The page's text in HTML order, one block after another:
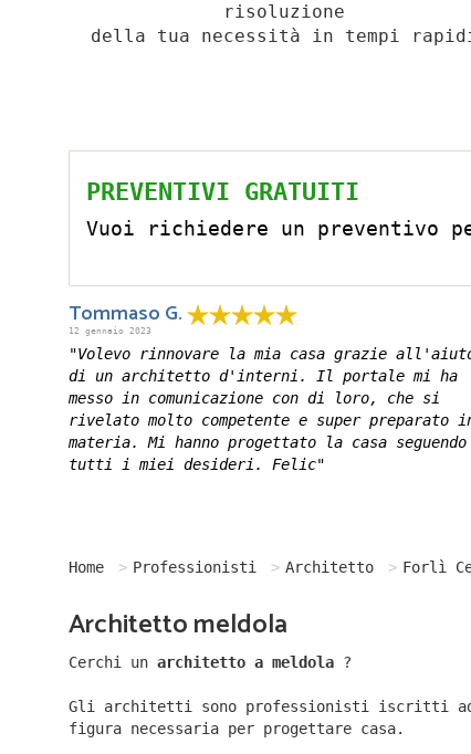
risoluzione
della tua necessità in tempi
PREVENTIVI GRATUITI
Vuoi richiedere un preventivo
Tommaso G.
12 gennaio 2023
"Volevo rinnovare la mia casa grazie
di un architetto d'interni. Il portale mi ha
messo in comunicazione con di loro, che si
rivelato molto competente e super preparato
materia. Mi hanno progettato la casa seguendo
tutti i miei desideri. Felic"
Home Professionisti Architetto Forlì
Architetto meldola
Cerchi un architetto a meldola ?
Gli architetti sono professionisti iscritti ad
figura necessaria per progettare casa.